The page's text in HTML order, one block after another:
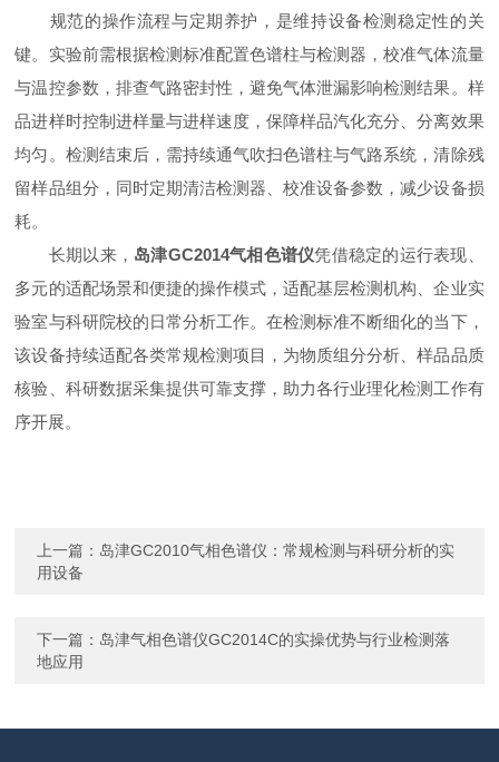
规范的操作流程与定期养护，是维持设备检测稳定性的关
键。实验前需根据检测标准配置色谱柱与检测器，校准气体流量
与温控参数，排查气路密封性，避免气体泄漏影响检测结果。样
品进样时控制进样量与进样速度，保障样品汽化充分、分离效果
均匀。检测结束后，需持续通气吹扫色谱柱与气路系统，清除残
留样品组分，同时定期清洁检测器、校准设备参数，减少设备损
耗。
长期以来， 岛津GC2014气相色谱仪凭借稳定的运行表现、
多元的适配场景和便捷的操作模式，适配基层检测机构、企业实
验室与科研院校的日常分析工作。在检测标准不断细化的当下，
该设备持续适配各类常规检测项目，为物质组分分析、样品品质
核验、科研数据采集提供可靠支撑，助力各行业理化检测工作有
序开展。
上一篇： 岛津GC2010气相色谱仪：常规检测与科研分析的实
用设备
下一篇： 岛津气相色谱仪GC2014C的实操优势与行业检测落
地应用